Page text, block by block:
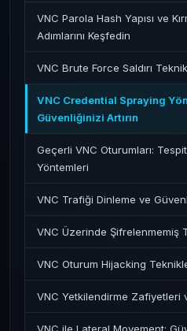
VNC Parola Hash Yapısı ve
Adımlarını Keşfedin
VNC Brute Force Saldırı
VNC Credential Spraying
Güvenliğinizi Artırın
Geçerli VNC Oturumları:
Yöntemleri
VNC Trafiği Dinleme ve
VNC Üzerinde Şifrelenmemiş
VNC Oturum Hijacking
VNC Yetkilendirme Zafiyetleri